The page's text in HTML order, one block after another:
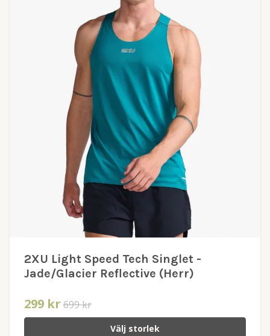
2XU Light Speed Tech Singlet -
Jade/Glacier Reflective (Herr)
299 kr 699 kr
Välj storlek